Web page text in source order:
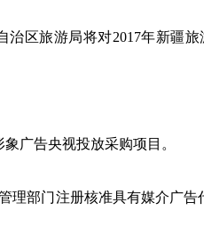
治区旅游局将对2017年新疆
广告央视投放采购项目。
理部门注册核准具有媒介广